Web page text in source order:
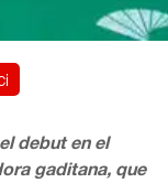
debut en el
gaditana, que